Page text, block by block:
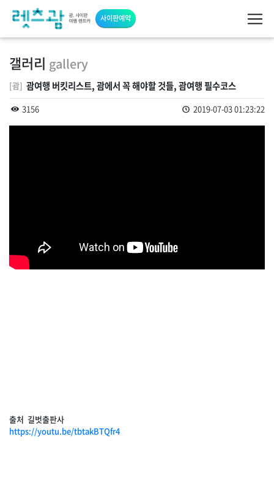
사이판예약
갤러리 gallery
[괌] 괌여행 버킷리스트, 괌에서 꼭 해야할 것들, 괌여행 필수코스
2019-07-03 01:23:22
3156
출처 길벗출판사
https://youtu.be/tbtakBTQfr4